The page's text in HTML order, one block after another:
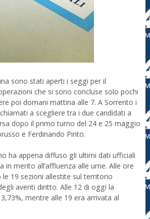
sono stati aperti i seggi per il
che si sono concluse solo pochi
poi domani mattina alle 7. A Sorrento i
a scegliere tra i due candidati a
dopo il primo turno del 24 e 25 maggio
e Ferdinando Pinto.
ha appena diffuso gli ultimi dati ufficiali
in merito all’affluenza alle urne. Alle ore
le 19 sezioni allestite sul territorio
aventi diritto. Alle 12 di oggi la
mentre alle 19 era arrivata al